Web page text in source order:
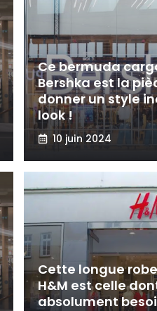
Ce bermuda
Bershka est la
donner un style
look !
10 juin 2024
Cette longue
H&M est celle
absolument